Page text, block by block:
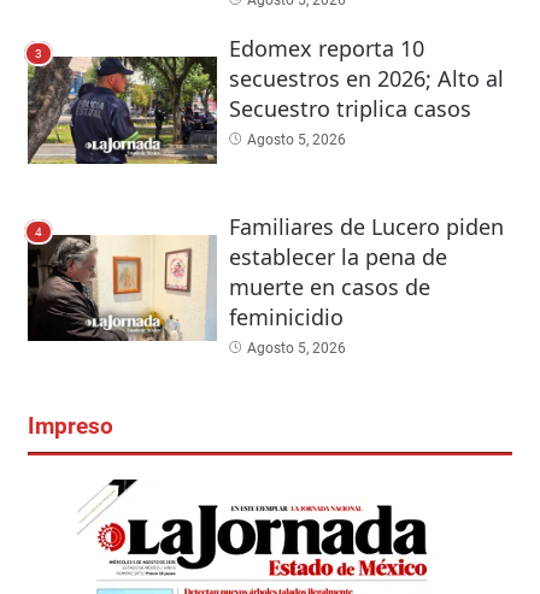
3
Edomex reporta 10
secuestros en 2026; Alto al
Secuestro triplica casos
Agosto 5, 2026
4
Familiares de Lucero piden
establecer la pena de
muerte en casos de
feminicidio
Agosto 5, 2026
Impreso